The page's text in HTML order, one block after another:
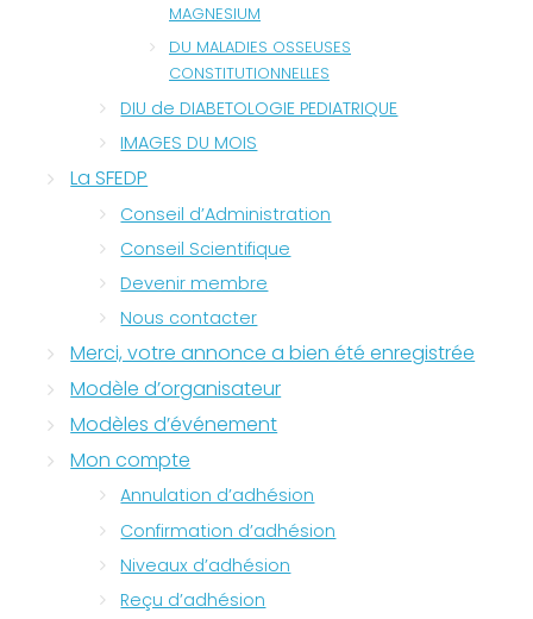
MAGNESIUM
DU MALADIES OSSEUSES
CONSTITUTIONNELLES
DIU de DIABETOLOGIE PEDIATRIQUE
IMAGES DU MOIS
La SFEDP
Conseil d’Administration
Conseil Scientifique
Devenir membre
Nous contacter
Merci, votre annonce a bien été enregistrée
Modèle d’organisateur
Modèles d’événement
Mon compte
Annulation d’adhésion
Confirmation d’adhésion
Niveaux d’adhésion
Reçu d’adhésion